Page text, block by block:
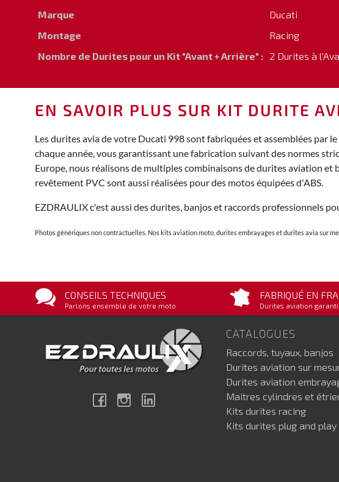
Marque
Ducati
Montage
Racing
Nombre de Durites pour un Kit "Avant + Arrière" : 2 Durites à
EN SAVOIR PLUS SUR KIT DURITE
Les durites avia de votre Ducati 998 sont fabriquées et assemblées par
chaque année, vous garantissant une fabrication suivant des normes
Europe, nous réalisons de multiples combinaisons de durites aviation
revêtement PVC sont aussi réalisées pour des motos équipées d'ABS.
EZDRAULIX c'est aussi des durites, banjos et raccords professionnels
Photos génériques non contractuelles. Nos kits aviation moto, durites embrayages et durites avia sur
CONSEILS TECHNIQUES
Parlons ensemble de votre moto
FABRIQUÉ EN
Durites aviation
FacebookInstagram
CATALOGUES
Raccords, tuyaux, banjos
Durites aviation sur
Durites aviation
Maitres cylindres et
Kits durites racing
Kits durites plug and play